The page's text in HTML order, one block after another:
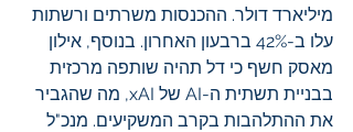
מיליארד דולר. ההכנסות משרתים ורשתות
עלו ב-42% ברבעון האחרון. בנוסף, אילון
מאסק חשף כי דל תהיה שותפה מרכזית
בבניית תשתית ה-AI של xAI, מה שהגביר
את ההתלהבות בקרב המשקיעים. מנכ"ל